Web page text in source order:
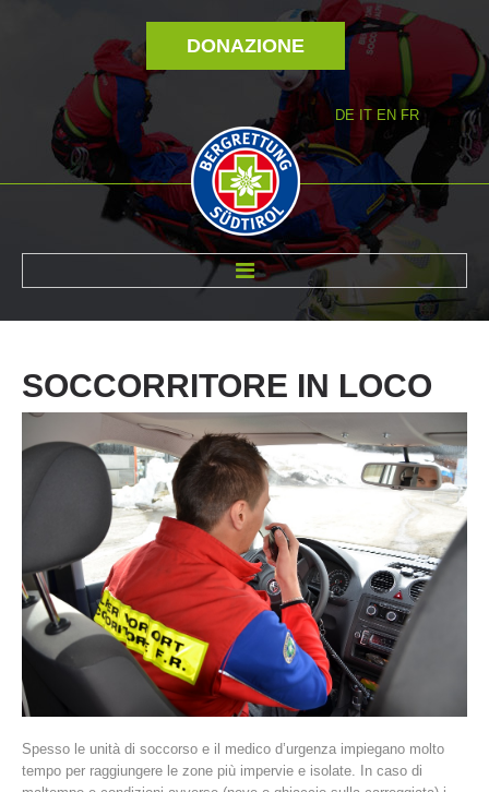
DONAZIONE
DE IT EN FR
La storia
SOCCORRITORE IN LOCO
Spesso le unità di soccorso e il medico d’urgenza impiegano molto
tempo per raggiungere le zone più impervie e isolate. In caso di